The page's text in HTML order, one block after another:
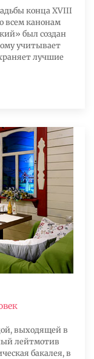
конца XVIII
всем канонам
был создан
учитывает
лучшие
выходящей в
лейтмотив
бакалея, в